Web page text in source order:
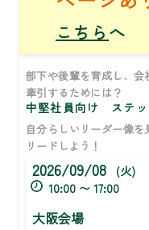
こちら へ
部下や後輩を育成し、
牽引するためには？
中堅社員向け ステッ
自分らしいリーダー像
リードしよう！
2026/09/08
(火)
10:00 〜 17:00
大阪会場